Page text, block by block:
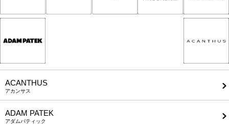
ACANTHUS
アカンサス
ADAM PATEK
アダムパティック